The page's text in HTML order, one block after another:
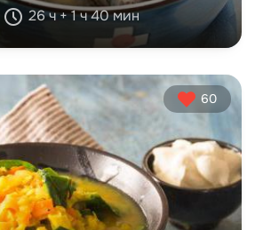
26 ч + 1 ч 40 мин
60